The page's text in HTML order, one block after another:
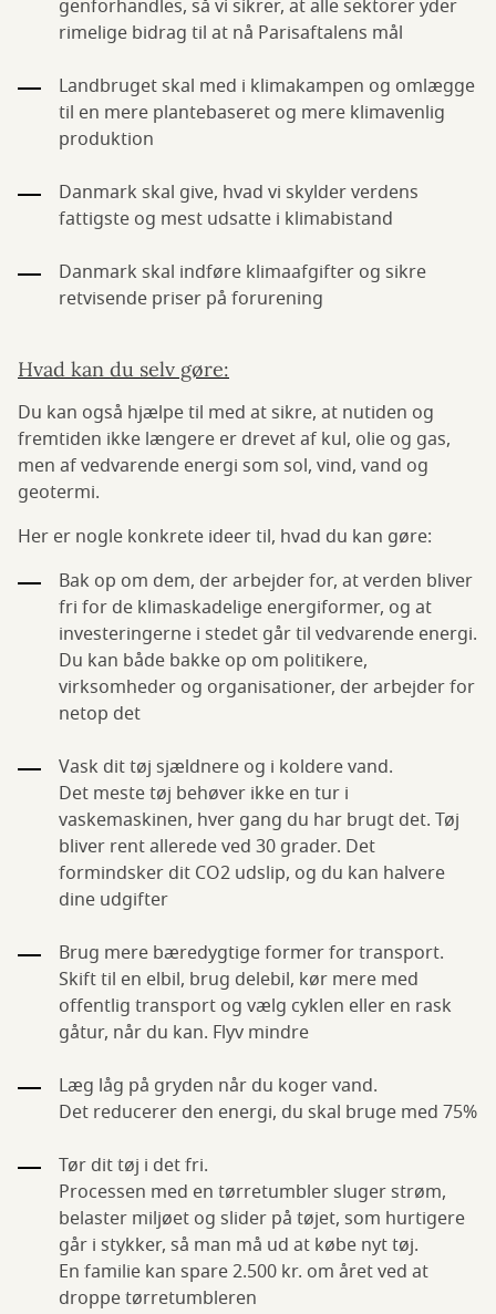
genforhandles, så vi sikrer, at alle sektorer yder
rimelige bidrag til at nå Parisaftalens mål
Landbruget skal med i klimakampen og omlægge
til en mere plantebaseret og mere klimavenlig
produktion
Danmark skal give, hvad vi skylder verdens
fattigste og mest udsatte i klimabistand
Danmark skal indføre klimaafgifter og sikre
retvisende priser på forurening
Hvad kan du selv gøre:
Du kan også hjælpe til med at sikre, at nutiden og
fremtiden ikke længere er drevet af kul, olie og gas,
men af vedvarende energi som sol, vind, vand og
geotermi.
Her er nogle konkrete ideer til, hvad du kan gøre:
Bak op om dem, der arbejder for, at verden bliver
fri for de klimaskadelige energiformer, og at
investeringerne i stedet går til vedvarende energi.
Du kan både bakke op om politikere,
virksomheder og organisationer, der arbejder for
netop det
Vask dit tøj sjældnere og i koldere vand.
Det meste tøj behøver ikke en tur i
vaskemaskinen, hver gang du har brugt det. Tøj
bliver rent allerede ved 30 grader. Det
formindsker dit CO2 udslip, og du kan halvere
dine udgifter
Brug mere bæredygtige former for transport.
Skift til en elbil, brug delebil, kør mere med
offentlig transport og vælg cyklen eller en rask
gåtur, når du kan. Flyv mindre
Læg låg på gryden når du koger vand.
Det reducerer den energi, du skal bruge med 75%
Tør dit tøj i det fri.
Processen med en tørretumbler sluger strøm,
belaster miljøet og slider på tøjet, som hurtigere
går i stykker, så man må ud at købe nyt tøj.
En familie kan spare 2.500 kr. om året ved at
droppe tørretumbleren